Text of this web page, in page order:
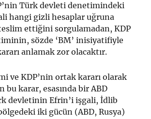
Türk devleti denetimindeki
hangi gizli hesaplar uğruna
ettiğini sorgulamadan, KDP
sözde ‘BM’ inisiyatifiyle
anlamak zor olacaktır.
ve KDP’nin ortak kararı olarak
bu karar, esasında bir ABD
devletinin Efrin’i işgali, İdlib
iki gücün (ABD, Rusya)